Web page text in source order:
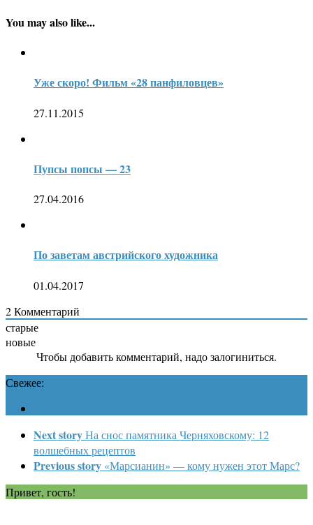
You may also like...
Уже скоро! Фильм «28 панфиловцев»
27.11.2015
Пупсы попсы — 23
27.04.2016
По заветам австрийского художника
01.04.2017
2Комментарий
старые
новые
Чтобы добавить комментарий, надо залогиниться.
Свежее:
Next storyНа снос памятника Черняховскому: 12
волшебных рецептов
Previous story «Марсианин» — кому нужен этот Марс?
Привет, гость!